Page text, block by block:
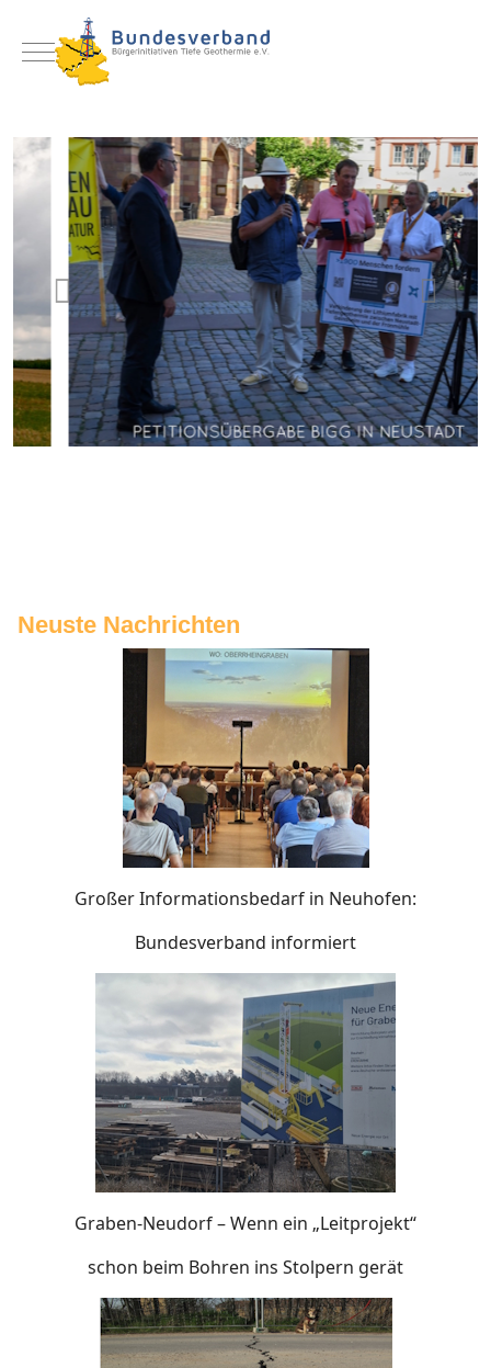
Mobile Menu Toggle
Neuste Nachrichten
Großer Informationsbedarf in Neuhofen:
Bundesverband informiert
Graben-Neudorf – Wenn ein „Leitprojekt“
schon beim Bohren ins Stolpern gerät